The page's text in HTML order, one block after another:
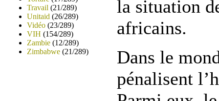
Travail (21/289)
Unitaid (26/289)
Vidéo (23/289)
VIH (154/289)
Zambie (12/289)
Zimbabwe (21/289)
la situation
africains.
Dans le
pénalisent